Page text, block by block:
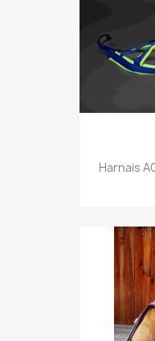
Harnais